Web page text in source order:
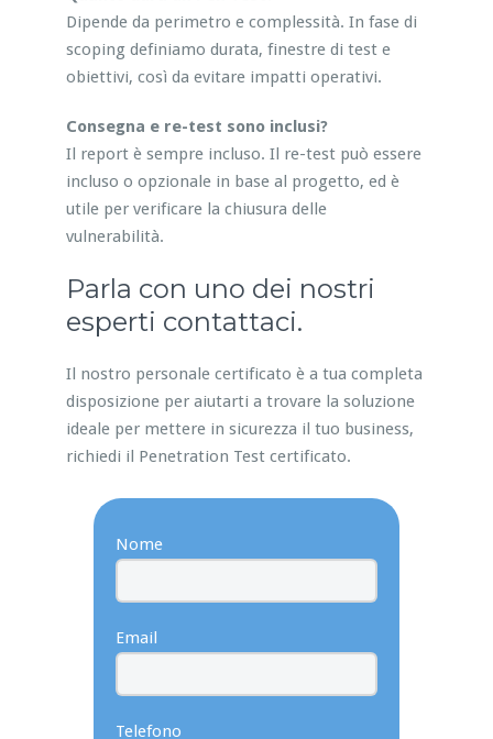
Dipende da perimetro e complessità. In fase di
scoping definiamo durata, finestre di test e
obiettivi, così da evitare impatti operativi.
Consegna e re-test sono inclusi?
Il report è sempre incluso. Il re-test può essere
incluso o opzionale in base al progetto, ed è
utile per verificare la chiusura delle
vulnerabilità.
Parla con uno dei nostri
esperti contattaci.
Il nostro personale certificato è a tua completa
disposizione per aiutarti a trovare la soluzione
ideale per mettere in sicurezza il tuo business,
richiedi il Penetration Test certificato.
Nome
Email
Telefono